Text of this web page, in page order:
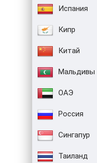
Испания
Кипр
Китай
Мальдивы
ОАЭ
Россия
Сингапур
Таиланд